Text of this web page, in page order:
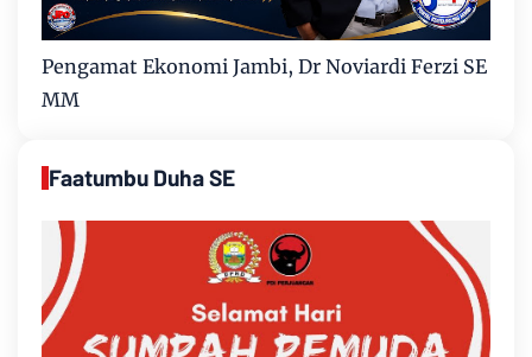
Pengamat Ekonomi Jambi, Dr Noviardi Ferzi SE
MM
Faatumbu Duha SE